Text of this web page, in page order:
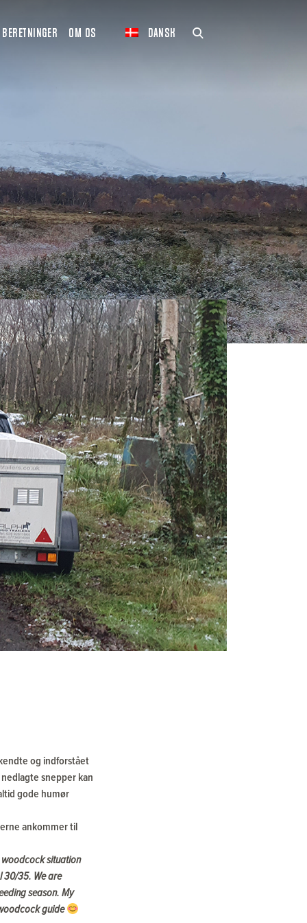
BERETNINGER OM OS DANSK
og indforstået
snepper kan
gode humør
ankommer til
woodcock situation
30/35. We are
season.My
guide